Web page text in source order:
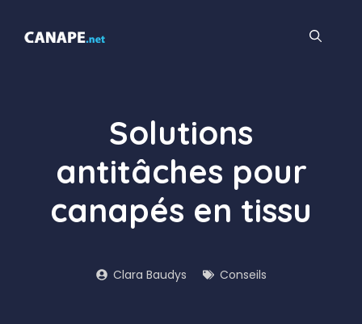
contenu
Solutions
antitâches pour
canapés en tissu
Clara Baudys Conseils